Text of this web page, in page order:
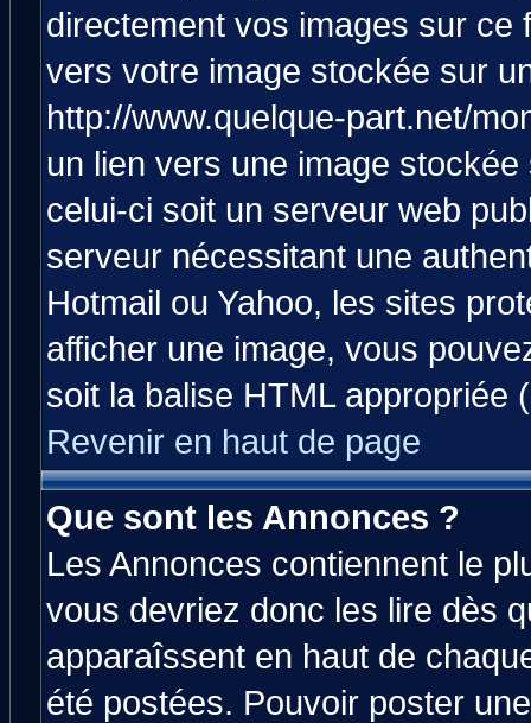
directement vos images sur ce
vers votre image stockée sur
http://www.quelque-part.net/
un lien vers une image
celui-ci soit un serveur web
serveur nécessitant une
Hotmail ou Yahoo, les sites
afficher une image, vous
soit la balise HTML appropriée
Revenir en haut de page
Que sont les Annonces ?
Les Annonces contiennent le
vous devriez donc les lire dès
apparaîssent en haut de
été postées. Pouvoir poster